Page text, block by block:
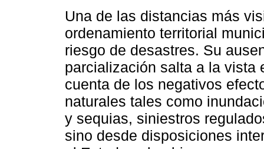
Una de las distancias más
ordenamiento territorial
riesgo de desastres. Su
parcialización salta a la vista
cuenta de los negativos
naturales tales como
y sequias, siniestros
sino desde disposiciones